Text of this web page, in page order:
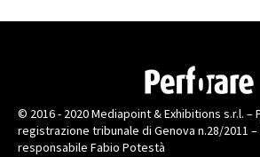
© 2016 - 2020 Mediapoint & Exhibitions s.r.l. –
registrazione tribunale di Genova n.28/2011
responsabile Fabio Potestà